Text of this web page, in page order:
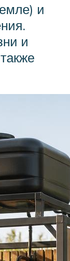
и
и